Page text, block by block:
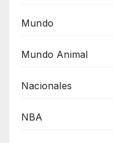
Mundo
Mundo Animal
Nacionales
NBA